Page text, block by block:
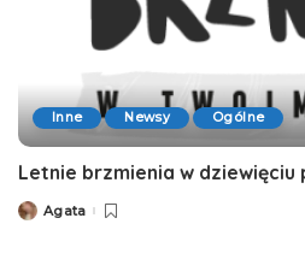
Inne Newsy Ogólne
Letnie brzmienia w dziewięciu
Posted
Agata